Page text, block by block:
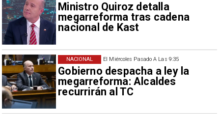
Ministro Quiroz detalla
megarreforma tras cadena
nacional de Kast
El Miércoles Pasado A Las 9:35
Gobierno despacha a ley la
megarreforma: Alcaldes
recurrirán al TC
NACIONAL